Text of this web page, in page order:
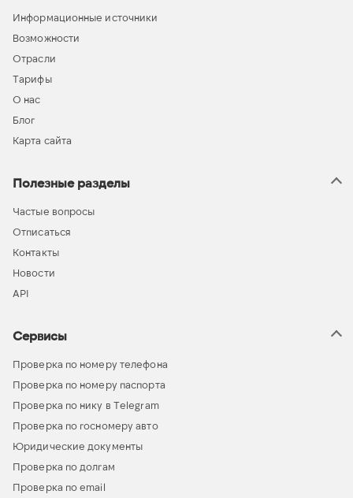
Информационные источники
Возможности
Отрасли
Тарифы
О нас
Блог
Карта сайта
Полезные разделы
Частые вопросы
Отписаться
Контакты
Новости
API
Сервисы
Проверка по номеру телефона
Проверка по номеру паспорта
Проверка по нику в Telegram
Проверка по госномеру авто
Юридические документы
Проверка по долгам
Проверка по email